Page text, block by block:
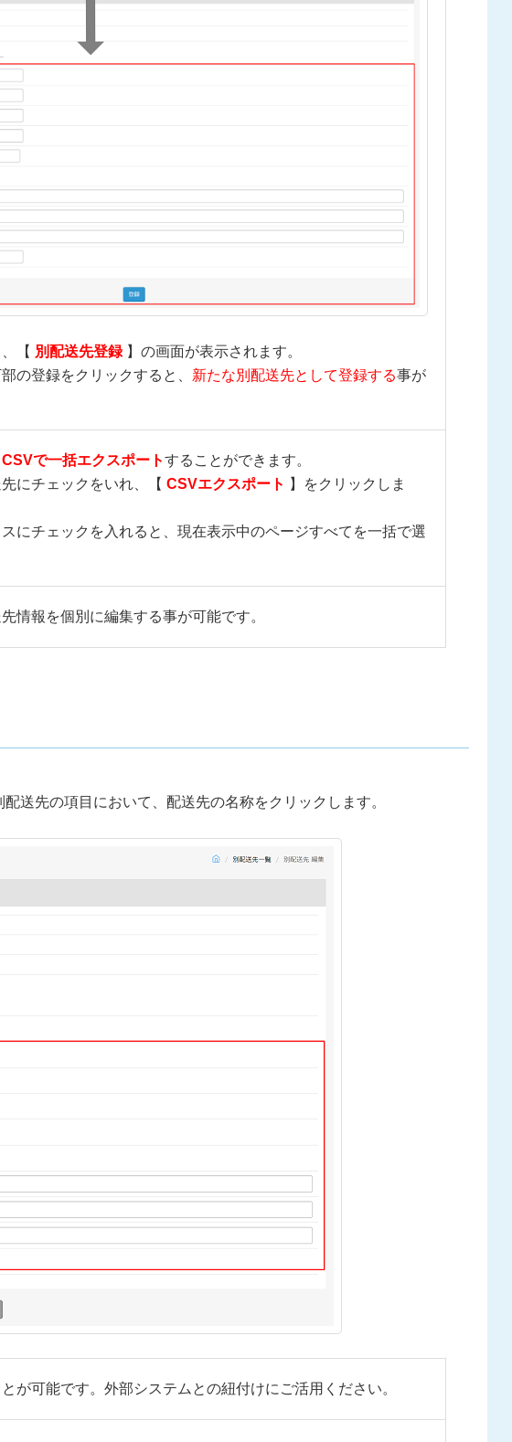
【 別配送先登録】の画面が表示されます。
の登録をクリックすると、 新たな別配送先として登録する事が
CSVで一括エクスポートすることができます。
にチェックをいれ、【 CSVエクスポート 】をクリックしま
にチェックを入れると、現在表示中のページすべてを一括で選
情報を個別に編集する事が可能です。
先の項目において、配送先の名称をクリックします。
が可能です。外部システムとの紐付けにご活用ください。